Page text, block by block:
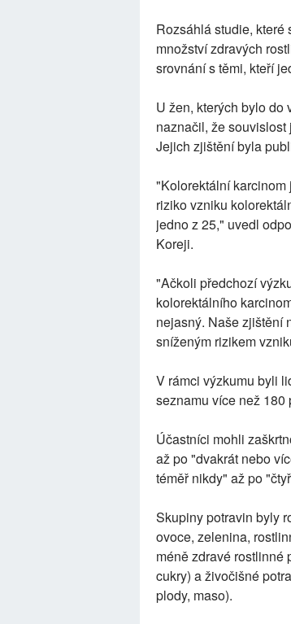
Rozsáhlá studie,
množství zdravých
srovnání s těmi, kteří
U žen, kterých bylo do
naznačil, že
Jejich zjištění byla
"Kolorektální
riziko vzniku
jedno z 25," uvedl
Koreji.
"Ačkoli předchozí
kolorektálního
nejasný. Naše zjištění
sníženým rizikem
V rámci výzkumu byli
seznamu více než
Účastníci mohli
až po "dvakrát nebo
téměř nikdy" až po
Skupiny potravin byly
ovoce, zelenina,
méně zdravé rostlinné
cukry) a živočišné
plody, maso).